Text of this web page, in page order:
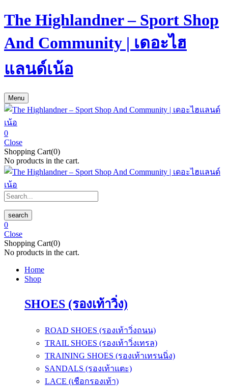
The Highlandner – Sport Shop
And Community | เดอะไฮ
แลนด์เน้อ
Menu
0
Close
Shopping Cart(0)
No products in the cart.
search
0
Close
Shopping Cart(0)
No products in the cart.
Home
Shop
SHOES (รองเท้าวิ่ง)
ROAD SHOES (รองเท้าวิ่งถนน)
TRAIL SHOES (รองเท้าวิ่งเทรล)
TRAINING SHOES (รองเท้าเทรนนิ่ง)
SANDALS (รองเท้าแตะ)
LACE (เชือกรองเท้า)